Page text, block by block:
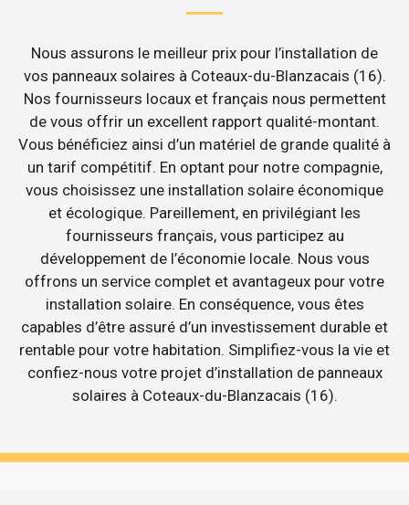
Nous assurons le meilleur prix pour l’installation de
vos panneaux solaires à Coteaux-du-Blanzacais (16).
Nos fournisseurs locaux et français nous permettent
de vous offrir un excellent rapport qualité-montant.
Vous bénéficiez ainsi d’un matériel de grande qualité à
un tarif compétitif. En optant pour notre compagnie,
vous choisissez une installation solaire économique
et écologique. Pareillement, en privilégiant les
fournisseurs français, vous participez au
développement de l’économie locale. Nous vous
offrons un service complet et avantageux pour votre
installation solaire. En conséquence, vous êtes
capables d’être assuré d’un investissement durable et
rentable pour votre habitation. Simplifiez-vous la vie et
confiez-nous votre projet d’installation de panneaux
solaires à Coteaux-du-Blanzacais (16).